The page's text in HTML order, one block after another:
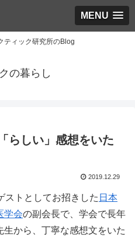
MENU
ティック研究所のBlog
の暮らし
らしい」感想をいた
2019.12.29
ストとしてお招きした 日本
学会の副会長で、学会で長年
から、丁寧な感想文をいた